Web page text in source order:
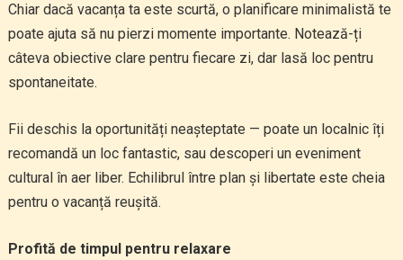
Chiar dacă vacanța ta este scurtă, o planificare minimalistă te
poate ajuta să nu pierzi momente importante. Notează-ți
câteva obiective clare pentru fiecare zi, dar lasă loc pentru
spontaneitate.
Fii deschis la oportunități neașteptate — poate un localnic îți
recomandă un loc fantastic, sau descoperi un eveniment
cultural în aer liber. Echilibrul între plan și libertate este cheia
pentru o vacanță reușită.
Profită de timpul pentru relaxare